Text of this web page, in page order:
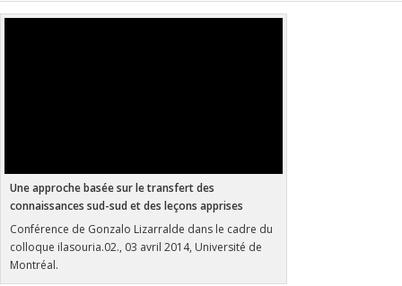
Une approche basée sur le transfert des
connaissances sud-sud et des leçons apprises
Conférence de Gonzalo Lizarralde dans le cadre du
colloque ilasouria.02., 03 avril 2014, Université de
Montréal.